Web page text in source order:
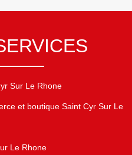
Sur Le Rhone
et boutique Saint Cyr Sur Le
Le Rhone